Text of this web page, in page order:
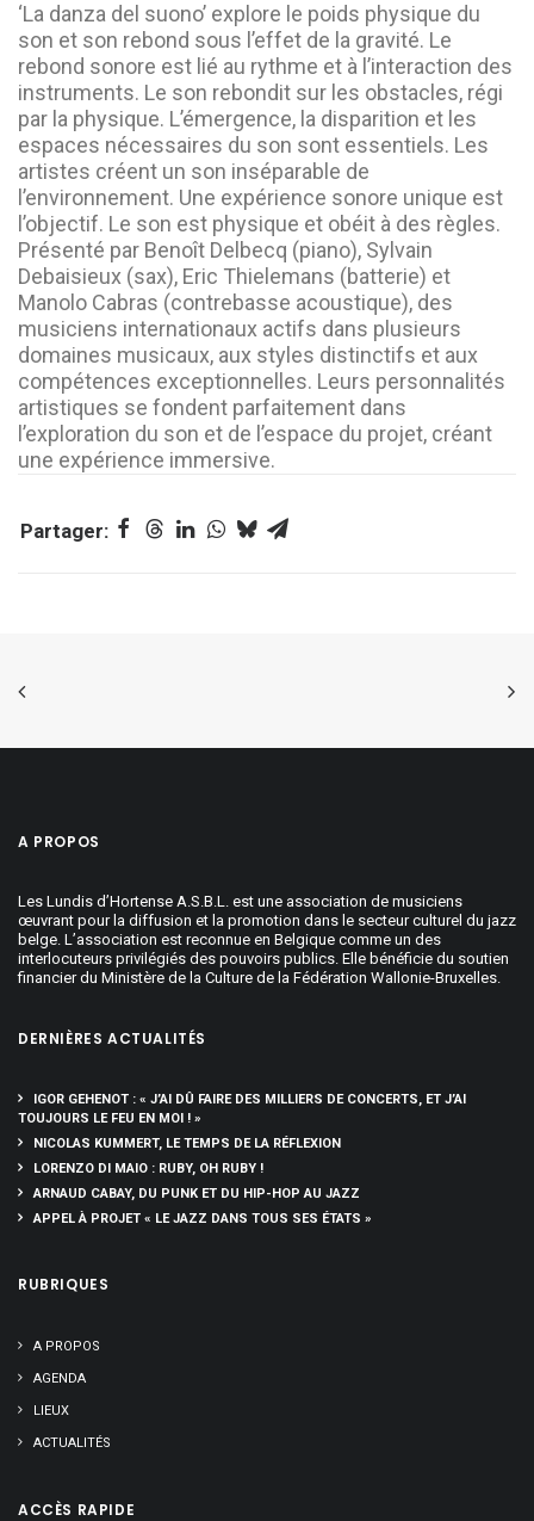
‘La danza del suono’ explore le poids physique du
son et son rebond sous l’effet de la gravité. Le
rebond sonore est lié au rythme et à l’interaction des
instruments. Le son rebondit sur les obstacles, régi
par la physique. L’émergence, la disparition et les
espaces nécessaires du son sont essentiels. Les
artistes créent un son inséparable de
l’environnement. Une expérience sonore unique est
l’objectif. Le son est physique et obéit à des règles.
Présenté par Benoît Delbecq (piano), Sylvain
Debaisieux (sax), Eric Thielemans (batterie) et
Manolo Cabras (contrebasse acoustique), des
musiciens internationaux actifs dans plusieurs
domaines musicaux, aux styles distinctifs et aux
compétences exceptionnelles. Leurs personnalités
artistiques se fondent parfaitement dans
l’exploration du son et de l’espace du projet, créant
une expérience immersive.
A PROPOS
Les Lundis d’Hortense A.S.B.L. est une association de musiciens
œuvrant pour la diffusion et la promotion dans le secteur culturel du jazz
belge. L’association est reconnue en Belgique comme un des
interlocuteurs privilégiés des pouvoirs publics. Elle bénéficie du soutien
financier du Ministère de la Culture de la Fédération Wallonie-Bruxelles.
DERNIÈRES ACTUALITÉS
IGOR GEHENOT : « J’AI DÛ FAIRE DES MILLIERS DE CONCERTS, ET J’AI
TOUJOURS LE FEU EN MOI ! »
NICOLAS KUMMERT, LE TEMPS DE LA RÉFLEXION
LORENZO DI MAIO : RUBY, OH RUBY !
ARNAUD CABAY, DU PUNK ET DU HIP-HOP AU JAZZ
APPEL À PROJET « LE JAZZ DANS TOUS SES ÉTATS »
RUBRIQUES
A PROPOS
AGENDA
LIEUX
ACTUALITÉS
ACCÈS RAPIDE